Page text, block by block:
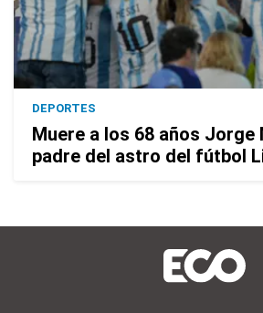
DEPORTES
Muere a los 68 años Jorge
padre del astro del fútbol